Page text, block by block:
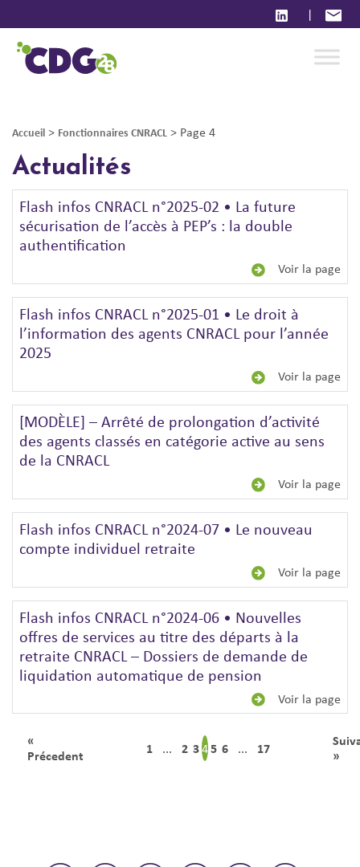
|
Accueil > Fonctionnaires CNRACL > Page 4
Actualités
Flash infos CNRACL n°2025-02 • La future
sécurisation de l’accès à PEP’s : la double
authentification
Voir la page
Flash infos CNRACL n°2025-01 • Le droit à
l’information des agents CNRACL pour l’année
2025
Voir la page
[MODÈLE] – Arrêté de prolongation d’activité
des agents classés en catégorie active au sens
de la CNRACL
Voir la page
Flash infos CNRACL n°2024-07 • Le nouveau
compte individuel retraite
Voir la page
Flash infos CNRACL n°2024-06 • Nouvelles
offres de services au titre des départs à la
retraite CNRACL – Dossiers de demande de
liquidation automatique de pension
Voir la page
«
Précedent
1 ... 2 345 6 ... 17
»